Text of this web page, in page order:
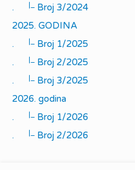
.
|_
Broj 3/2024
2025. GODINA
.
|_
Broj 1/2025
.
|_
Broj 2/2025
.
|_
Broj 3/2025
2026. godina
.
|_
Broj 1/2026
.
|_ Broj 2/2026